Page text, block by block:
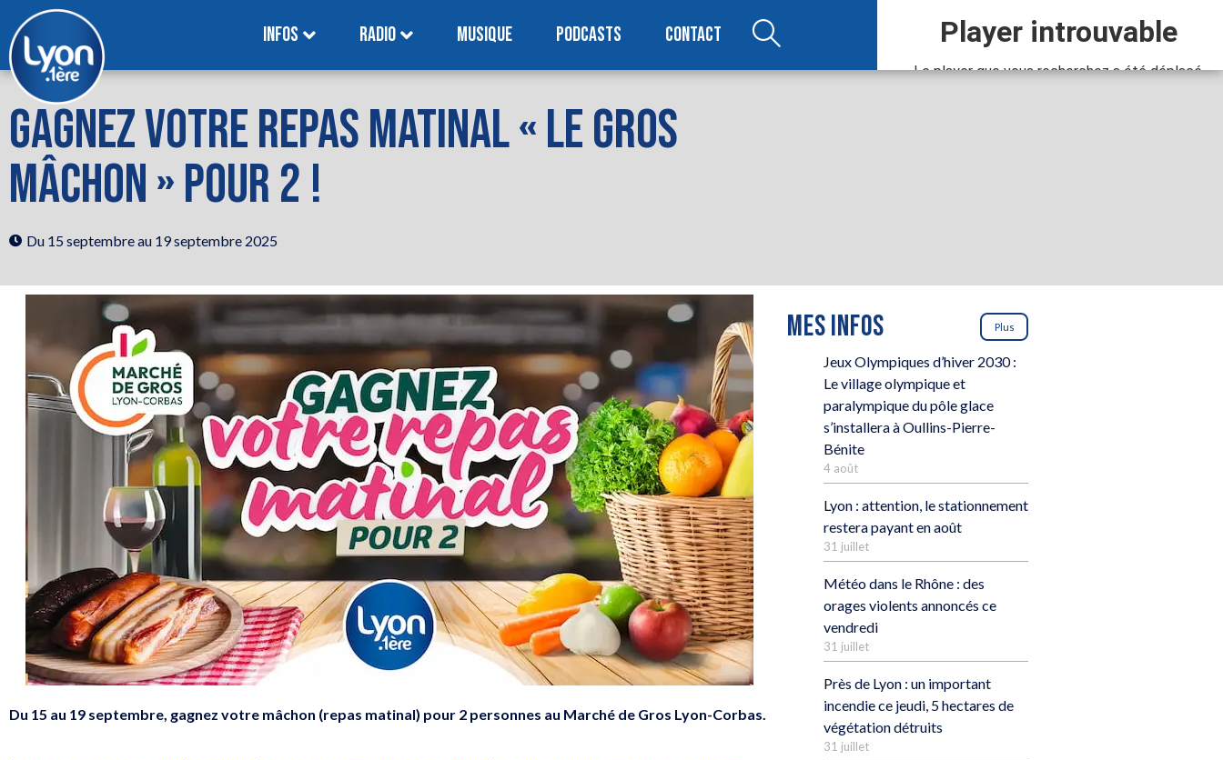
INFOS RADIO MUSIQUE PODCASTS CONTACT
GAGNEZ VOTRE REPAS MATINAL « LE GROS
MÂCHON » POUR 2 !
Du 15 septembreau 19 septembre 2025
Du 15 au 19 septembre, gagnez votre mâchon (repas matinal) pour 2 personnes au Marché de Gros Lyon-Corbas.
MES INFOS Plus
Jeux Olympiques d’hiver 2030 :
Le village olympique et
paralympique du pôle glace
s’installera à Oullins-Pierre-
Bénite
4 août
Lyon : attention, le stationnement
restera payant en août
31 juillet
Météo dans le Rhône : des
orages violents annoncés ce
vendredi
31 juillet
Près de Lyon : un important
incendie ce jeudi, 5 hectares de
végétation détruits
31 juillet